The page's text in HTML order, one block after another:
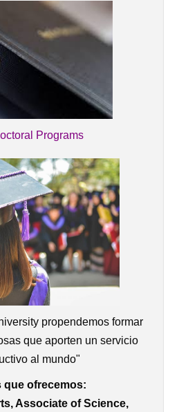
Programs
propendemos formar
que aporten un servicio
al mundo"
que ofrecemos:
Associate of Science,